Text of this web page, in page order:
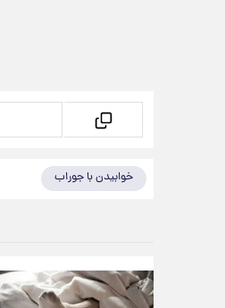
خوابیدن با جوراب